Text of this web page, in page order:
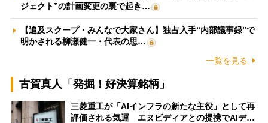
ジェクト”の計画変更の裏で起き…
【追及スクープ・みんなで大家さん】独占入手“内部議事録”で
明かされる柳瀬健一・代表の思…
一覧を見る
古賀真人「発掘！好決算銘柄」
三菱重工が「AIインフラの新たな主役」として再
評価される気運 エヌビディアとの提携でAIデ…